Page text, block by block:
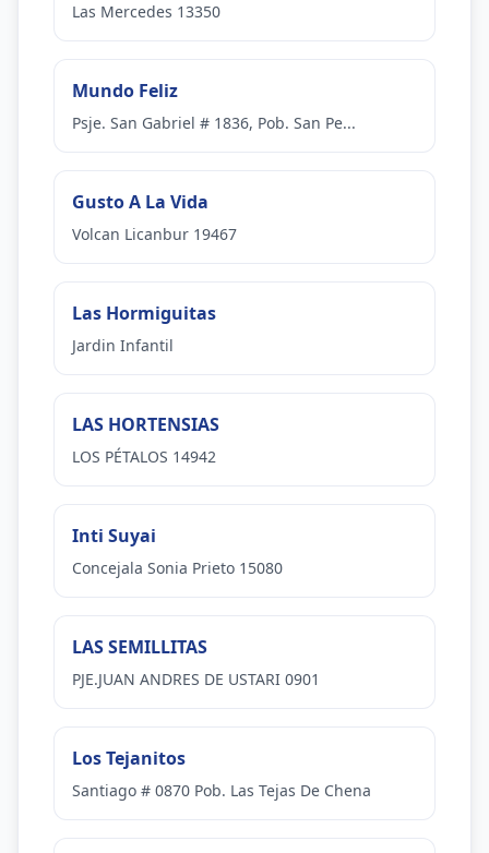
Las Mercedes 13350
Mundo Feliz
Psje. San Gabriel # 1836, Pob. San Pe...
Gusto A La Vida
Volcan Licanbur 19467
Las Hormiguitas
Jardin Infantil
LAS HORTENSIAS
LOS PÉTALOS 14942
Inti Suyai
Concejala Sonia Prieto 15080
LAS SEMILLITAS
PJE.JUAN ANDRES DE USTARI 0901
Los Tejanitos
Santiago # 0870 Pob. Las Tejas De Chena